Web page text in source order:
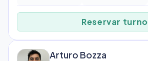
Reservar turno
Arturo Bozza